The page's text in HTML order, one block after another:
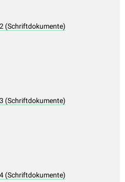
(Schriftdokumente)
(Schriftdokumente)
(Schriftdokumente)